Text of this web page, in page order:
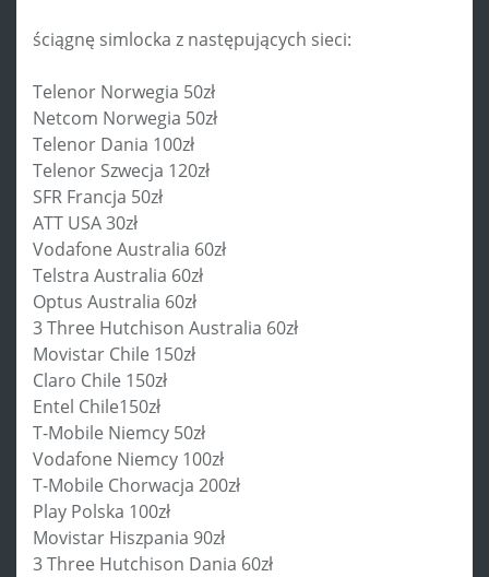
ściągnę simlocka z następujących sieci:
Telenor Norwegia 50zł
Netcom Norwegia 50zł
Telenor Dania 100zł
Telenor Szwecja 120zł
SFR Francja 50zł
ATT USA 30zł
Vodafone Australia 60zł
Telstra Australia 60zł
Optus Australia 60zł
3 Three Hutchison Australia 60zł
Movistar Chile 150zł
Claro Chile 150zł
Entel Chile150zł
T-Mobile Niemcy 50zł
Vodafone Niemcy 100zł
T-Mobile Chorwacja 200zł
Play Polska 100zł
Movistar Hiszpania 90zł
3 Three Hutchison Dania 60zł